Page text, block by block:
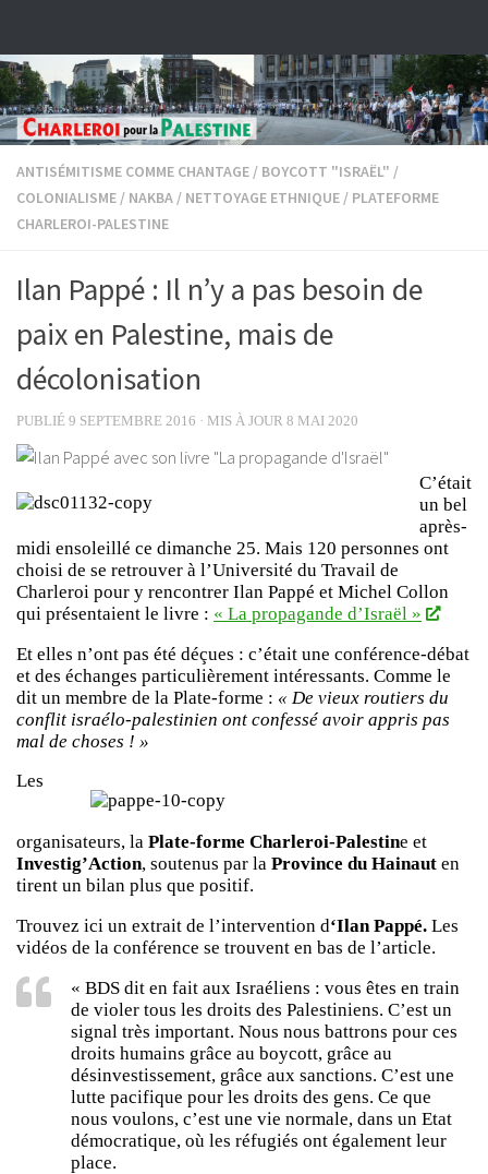
ANTISÉMITISME COMME CHANTAGE / BOYCOTT "ISRAËL" /
COLONIALISME / NAKBA / NETTOYAGE ETHNIQUE / PLATEFORME
CHARLEROI-PALESTINE
Ilan Pappé : Il n’y a pas besoin de
paix en Palestine, mais de
décolonisation
PUBLIÉ 9 SEPTEMBRE 2016 · MIS À JOUR 8 MAI 2020
C’était
un bel
après-
midi ensoleillé ce dimanche 25. Mais 120 personnes ont
choisi de se retrouver à l’Université du Travail de
Charleroi pour y rencontrer Ilan Pappé et Michel Collon
qui présentaient le livre : « La propagande d’Israël »
Et elles n’ont pas été déçues : c’était une conférence-débat
et des échanges particulièrement intéressants. Comme le
dit un membre de la Plate-forme : « De vieux routiers du
conflit israélo-palestinien ont confessé avoir appris pas
mal de choses ! »
Les
organisateurs, la Plate-forme Charleroi-Palestine et
Investig’Action, soutenus par la Province du Hainaut en
tirent un bilan plus que positif.
Trouvez ici un extrait de l’intervention d‘Ilan Pappé. Les
vidéos de la conférence se trouvent en bas de l’article.
« BDS dit en fait aux Israéliens : vous êtes en train
de violer tous les droits des Palestiniens. C’est un
signal très important. Nous nous battrons pour ces
droits humains grâce au boycott, grâce au
désinvestissement, grâce aux sanctions. C’est une
lutte pacifique pour les droits des gens. Ce que
nous voulons, c’est une vie normale, dans un Etat
démocratique, où les réfugiés ont également leur
place.